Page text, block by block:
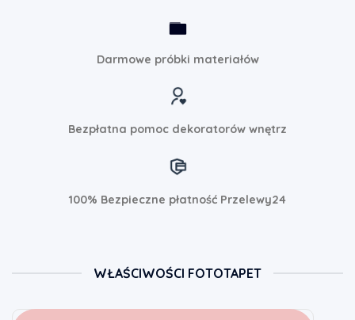
Darmowe próbki materiałów
Bezpłatna pomoc dekoratorów wnętrz
100% Bezpieczne płatność Przelewy24
WŁAŚCIWOŚCI FOTOTAPET